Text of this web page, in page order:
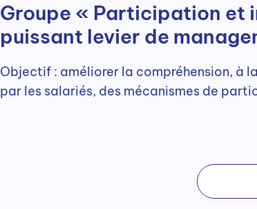
Groupe « Participation et
puissant levier de
Objectif : améliorer la compréhension, à
par les salariés, des mécanismes de